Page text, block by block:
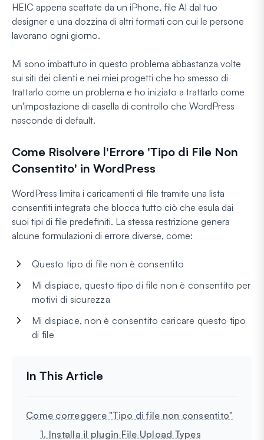
HEIC appena scattate da un iPhone, file AI dal tuo
designer e una dozzina di altri formati con cui le persone
lavorano ogni giorno.
Mi sono imbattuto in questo problema abbastanza volte
sui siti dei clienti e nei miei progetti che ho smesso di
trattarlo come un problema e ho iniziato a trattarlo come
un'impostazione di casella di controllo che WordPress
nasconde di default.
Come Risolvere l'Errore 'Tipo di File Non
Consentito' in WordPress
WordPress limita i caricamenti di file tramite una lista
consentiti integrata che blocca tutto ciò che esula dai
suoi tipi di file predefiniti. La stessa restrizione genera
alcune formulazioni di errore diverse, come:
Questo tipo di file non è consentito
Mi dispiace, questo tipo di file non è consentito per
motivi di sicurezza
Mi dispiace, non è consentito caricare questo tipo
di file
Come correggere "Tipo di file non consentito"
1. Installa il plugin File Upload Types